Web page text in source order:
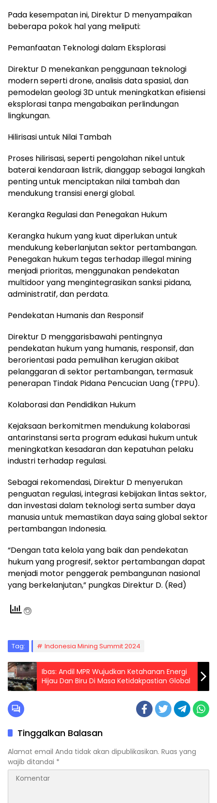
Pada kesempatan ini, Direktur D menyampaikan
beberapa pokok hal yang meliputi:
Pemanfaatan Teknologi dalam Eksplorasi
Direktur D menekankan penggunaan teknologi
modern seperti drone, analisis data spasial, dan
pemodelan geologi 3D untuk meningkatkan efisiensi
eksplorasi tanpa mengabaikan perlindungan
lingkungan.
Hilirisasi untuk Nilai Tambah
Proses hilirisasi, seperti pengolahan nikel untuk
baterai kendaraan listrik, dianggap sebagai langkah
penting untuk menciptakan nilai tambah dan
mendukung transisi energi global.
Kerangka Regulasi dan Penegakan Hukum
Kerangka hukum yang kuat diperlukan untuk
mendukung keberlanjutan sektor pertambangan.
Penegakan hukum tegas terhadap illegal mining
menjadi prioritas, menggunakan pendekatan
multidoor yang mengintegrasikan sanksi pidana,
administratif, dan perdata.
Pendekatan Humanis dan Responsif
Direktur D menggarisbawahi pentingnya
pendekatan hukum yang humanis, responsif, dan
berorientasi pada pemulihan kerugian akibat
pelanggaran di sektor pertambangan, termasuk
penerapan Tindak Pidana Pencucian Uang (TPPU).
Kolaborasi dan Pendidikan Hukum
Kejaksaan berkomitmen mendukung kolaborasi
antarinstansi serta program edukasi hukum untuk
meningkatkan kesadaran dan kepatuhan pelaku
industri terhadap regulasi.
Sebagai rekomendasi, Direktur D menyerukan
penguatan regulasi, integrasi kebijakan lintas sektor,
dan investasi dalam teknologi serta sumber daya
manusia untuk memastikan daya saing global sektor
pertambangan Indonesia.
“Dengan tata kelola yang baik dan pendekatan
hukum yang progresif, sektor pertambangan dapat
menjadi motor penggerak pembangunan nasional
yang berkelanjutan,” pungkas Direktur D. (Red)
Tag: Indonesia Mining Summit 2024
Ibas: Andil MPR Wujudkan Ketahanan Energi
Hijau Dan Biru Di Masa Ketidakpastian Global
Tinggalkan Balasan
Alamat email Anda tidak akan dipublikasikan. Ruas yang
wajib ditandai *